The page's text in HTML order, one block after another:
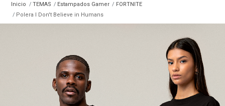
Inicio TEMAS Estampados Gamer
FORTNITE
Polera I Don't Believe in Humans